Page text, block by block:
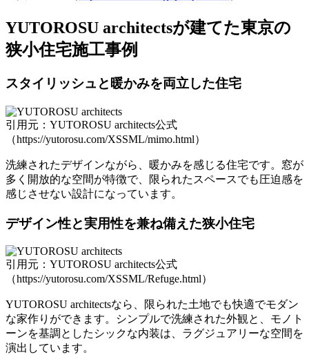
YUTOROSU architectsが建てた東京の
狭小住宅施工事例
スタイリッシュと暖かみを両立した住宅
引用元：YUTOROSU architects公式
（https://yutorosu.com/XSSML/mimo.html）
洗練されたデザインながら、暖かみを感じる住宅です。窓が
多く開放的な空間が特徴で、限られたスペースでも圧迫感を
感じさせない設計になっています。
デザイン性と実用性を兼ね備えた狭小住宅
引用元：YUTOROSU architects公式
（https://yutorosu.com/XSSML/Refuge.html）
YUTOROSU architectsなら、限られた土地でも快適でモダン
な家作りができます。シンプルで洗練された外観と、モノト
ーンを基調としたシックな内装は、ラグジュアリーな空間を
演出しています。